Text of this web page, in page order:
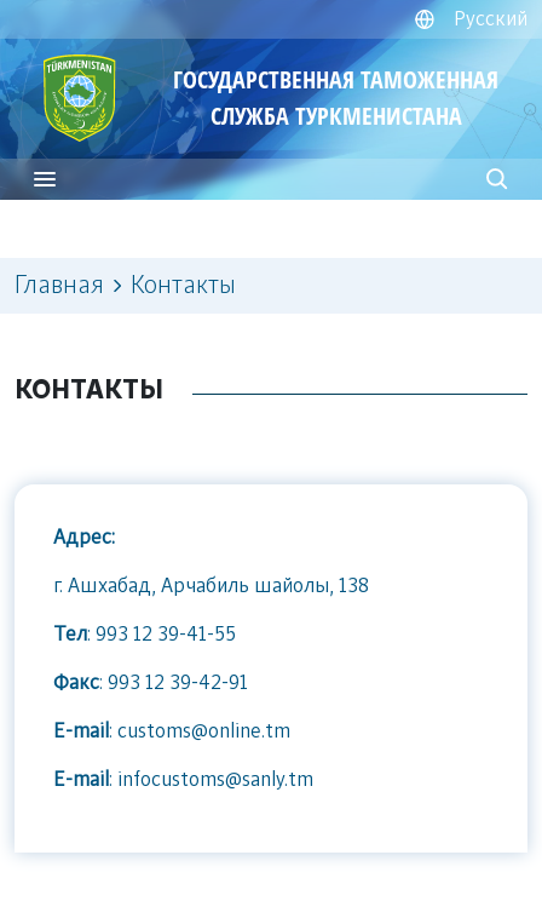
Русский
ГОСУДАРСТВЕННАЯ ТАМОЖЕННАЯ
СЛУЖБА ТУРКМЕНИСТАНА
Главная Контакты
КОНТАКТЫ
Адрес:
г. Ашхабад, Арчабиль шайолы, 138
Тел: 993 12 39-41-55
Факс: 993 12 39-42-91
E-mail : customs@online.tm
E-mail : infocustoms@sanly.tm